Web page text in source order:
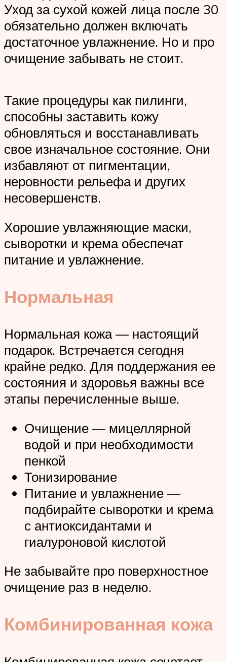
Уход за сухой кожей лица после 30
обязательно должен включать
достаточное увлажнение. Но и про
очищение забывать не стоит.
Такие процедуры как пилинги,
способны заставить кожу
обновляться и восстанавливать
свое изначальное состояние. Они
избавляют от пигментации,
неровности рельефа и других
несовершенств.
Хорошие увлажняющие маски,
сыворотки и крема обеспечат
питание и увлажнение.
Нормальная
Нормальная кожа — настоящий
подарок. Встречается сегодня
крайне редко. Для поддержания ее
состояния и здоровья важны все
этапы перечисленные выше.
Очищение — мицеллярной
водой и при необходимости
пенкой
Тонизирование
Питание и увлажнение —
подбирайте сыворотки и крема
с антиоксидантами и
гиалуроновой кислотой
Не забывайте про поверхностное
очищение раз в неделю.
Комбинированная кожа